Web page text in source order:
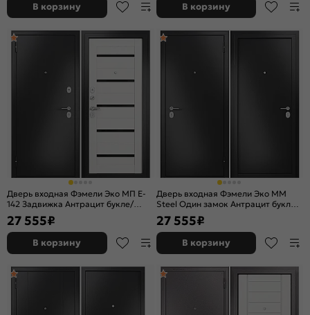
В корзину В корзину
Дверь входная Фэмели Эко МП E-
142 Задвижка Антрацит букле/
Белый ларче, 2 замка, с ночной
задвижкой
27 555₽
В корзину
Дверь входная Фэмели Эко ММ
Steel Один замок Антрацит букле/
Антрацит букле, 1 замок
27 555₽
В корзину